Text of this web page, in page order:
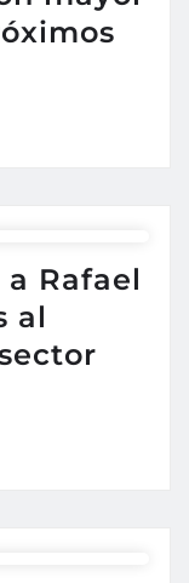
Rafael
al